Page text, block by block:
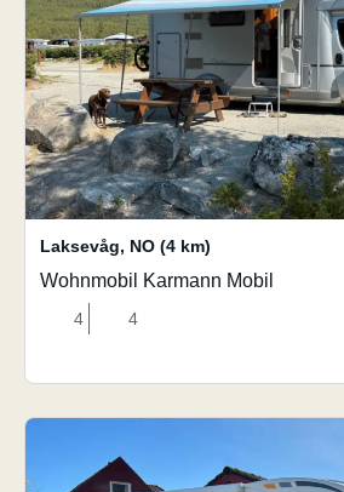
Laksevåg, NO (4 km)
Wohnmobil Karmann Mobil
4 4